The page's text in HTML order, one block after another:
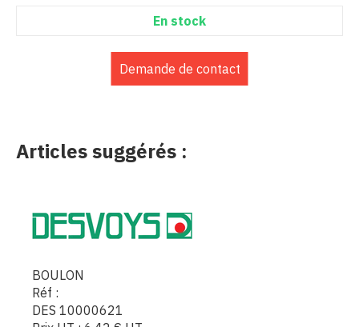
En stock
Demande de contact
Articles suggérés :
BOULON
Réf :
DES 10000621